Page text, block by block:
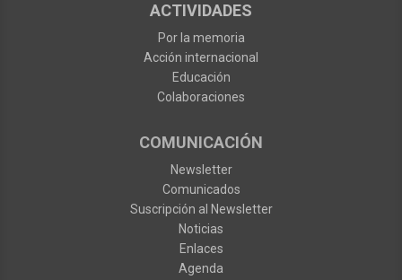
ACTIVIDADES
Por la memoria
Acción internacional
Educación
Colaboraciones
COMUNICACIÓN
Newsletter
Comunicados
Suscripción al Newsletter
Noticias
Enlaces
Agenda